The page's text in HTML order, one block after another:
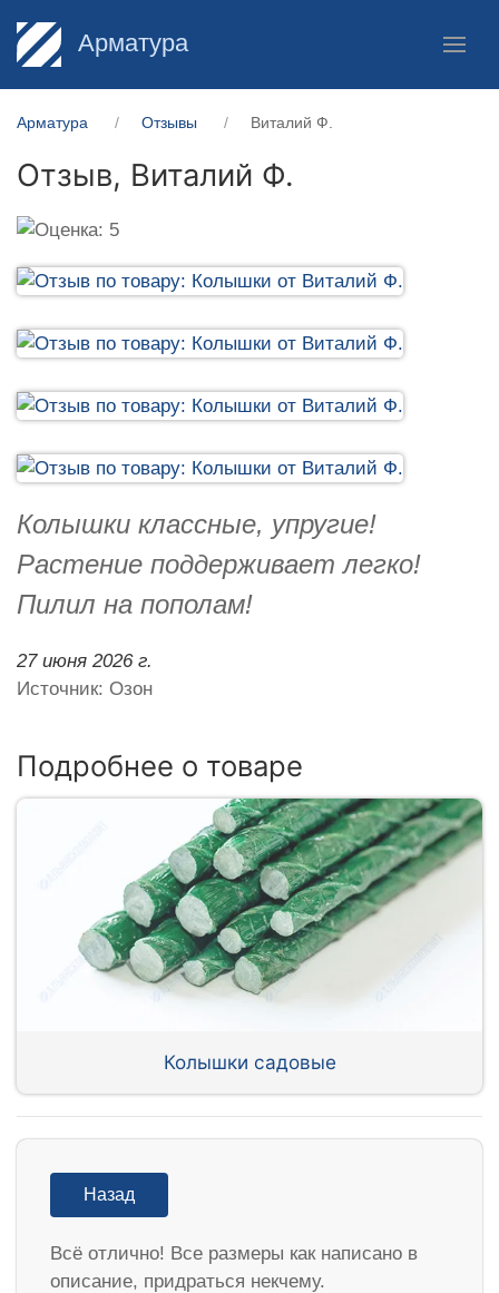
Арматура
Арматура Отзывы Виталий Ф.
Отзыв, Виталий Ф.
Колышки классные, упругие!
Растение поддерживает легко!
Пилил на пополам!
27 июня 2026 г.
Источник: Озон
Подробнее о товаре
Колышки садовые
Назад
Всё отлично! Все размеры как написано в
описание, придраться некчему.